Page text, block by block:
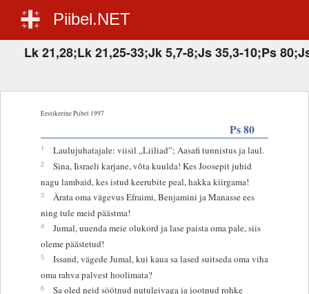
Piibel.NET
Lk 21,28;Lk 21,25-33;Jk 5,7-8;Js 35,3-10;Ps
Eestikeelne Piibel 1997
Ps 80
1 Laulujuhatajale: viisil „Liiliad”; Aasafi tunnistus ja laul.
2
Sina, Iisraeli karjane, võta kuulda! Kes Joosepit juhid
nagu lambaid, kes istud keerubite peal, hakka kiirgama!
3
Ärata oma vägevus Efraimi, Benjamini ja Manasse ees
ning tule meid päästma!
4
Jumal, uuenda meie olukord ja lase paista oma pale, siis
oleme päästetud!
5
Issand, vägede Jumal, kui kaua sa lased suitseda oma viha
oma rahva palvest hoolimata?
6
Sa oled neid söötnud nutuleivaga ja jootnud rohke